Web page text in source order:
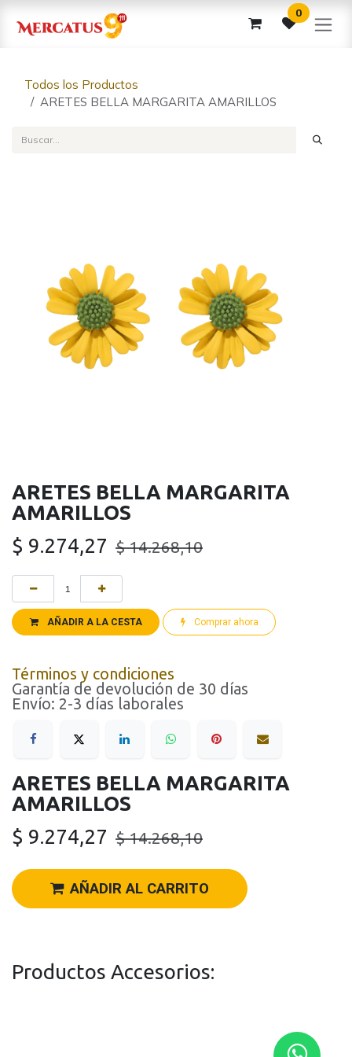
0
Todos los Productos
ARETES BELLA MARGARITA AMARILLOS
ARETES BELLA MARGARITA
AMARILLOS
$ 9.274,27 $14.268,10
AÑADIR A LA CESTA Comprar ahora
Términos y condiciones
Garantía de devolución de 30 días
Envío: 2-3 días laborales
ARETES BELLA MARGARITA
AMARILLOS
$ 9.274,27 $14.268,10
AÑADIR AL CARRITO
Productos Accesorios: